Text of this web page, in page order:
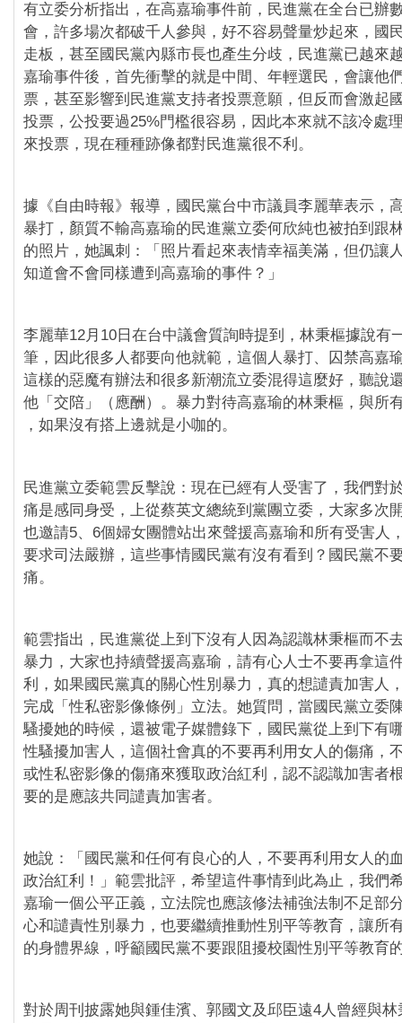
有立委分析指出，在高嘉瑜事件前，民進黨在全台已辦
會，許多場次都破千人參與，好不容易聲量炒起來，國
走板，甚至國民黨內縣市長也產生分歧，民進黨已越來
嘉瑜事件後，首先衝擊的就是中間、年輕選民，會讓他
票，甚至影響到民進黨支持者投票意願，但反而會激起
投票，公投要過25%門檻很容易，因此本來就不該冷處
來投票，現在種種跡像都對民進黨很不利。
據《自由時報》報導，國民黨台中市議員李麗華表示，
暴打，顏質不輸高嘉瑜的民進黨立委何欣純也被拍到跟
的照片，她諷刺：「照片看起來表情幸福美滿，但仍讓
知道會不會同樣遭到高嘉瑜的事件？」
李麗華12月10日在台中議會質詢時提到，林秉樞據說有
筆，因此很多人都要向他就範，這個人暴打、囚禁高嘉
這樣的惡魔有辦法和很多新潮流立委混得這麼好，聽說
他「交陪」（應酬）。暴力對待高嘉瑜的林秉樞，與所
，如果沒有搭上邊就是小咖的。
民進黨立委範雲反擊說：現在已經有人受害了，我們對
痛是感同身受，上從蔡英文總統到黨團立委，大家多次
也邀請5、6個婦女團體站出來聲援高嘉瑜和所有受害人
要求司法嚴辦，這些事情國民黨有沒有看到？國民黨不
痛。
範雲指出，民進黨從上到下沒有人因為認識林秉樞而不
暴力，大家也持續聲援高嘉瑜，請有心人士不要再拿這
利，如果國民黨真的關心性別暴力，真的想譴責加害人
完成「性私密影像條例」立法。她質問，當國民黨立委
騷擾她的時候，還被電子媒體錄下，國民黨從上到下有
性騷擾加害人，這個社會真的不要再利用女人的傷痛，
或性私密影像的傷痛來獲取政治紅利，認不認識加害者
要的是應該共同譴責加害者。
她說：「國民黨和任何有良心的人，不要再利用女人的
政治紅利！」範雲批評，希望這件事情到此為止，我們
嘉瑜一個公平正義，立法院也應該修法補強法制不足部
心和譴責性別暴力，也要繼續推動性別平等教育，讓所
的身體界線，呼籲國民黨不要跟阻擾校園性別平等教育
對於周刊披露她與鍾佳濱、郭國文及邱臣遠4人曾經與